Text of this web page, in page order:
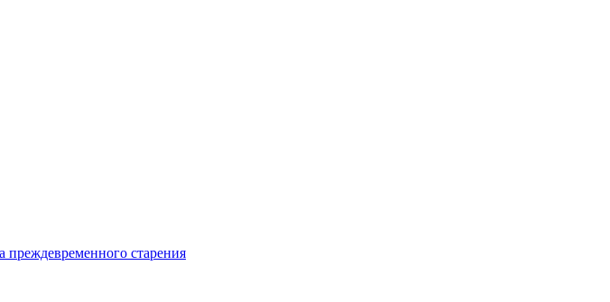
преждевременного старения